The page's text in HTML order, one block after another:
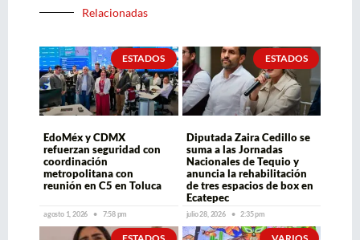
Relacionadas
ESTADOS
EdoMéx y CDMX
refuerzan seguridad con
coordinación
metropolitana con
reunión en C5 en Toluca
agosto 1, 2026 7:58 pm
ESTADOS
Diputada Zaira Cedillo se
suma a las Jornadas
Nacionales de Tequio y
anuncia la rehabilitación
de tres espacios de box en
Ecatepec
julio 28, 2026 2:35 pm